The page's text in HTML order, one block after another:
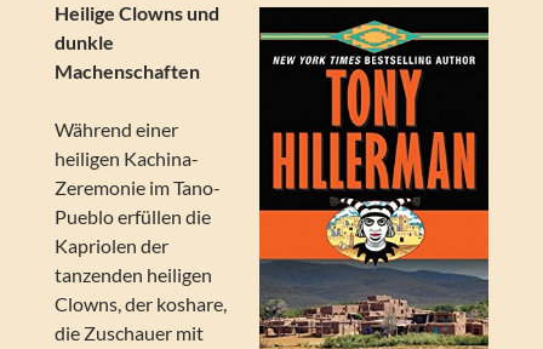
Heilige Clowns und
dunkle
Machenschaften
Während einer
heiligen Kachina-
Zeremonie im Tano-
Pueblo erfüllen die
Kapriolen der
tanzenden heiligen
Clowns, der koshare,
die Zuschauer mit